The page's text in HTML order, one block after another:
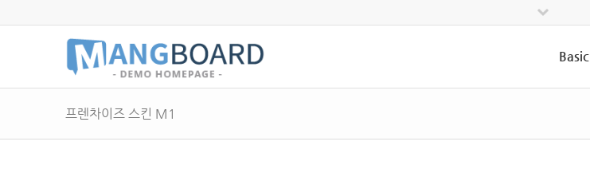
Basic
프렌차이즈 스킨 M1